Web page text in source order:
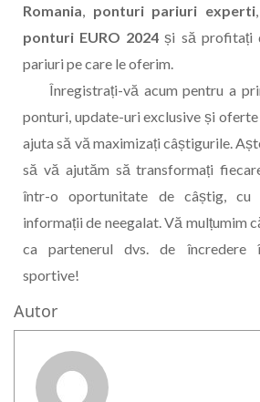
Romania, ponturi pariuri experti,
ponturi EURO 2024 și să profitați
pariuri pe care le oferim.
Înregistrați-vă acum pentru a
ponturi, update-uri exclusive și
ajuta să vă maximizați câștigurile.
să vă ajutăm să transformați
într-o oportunitate de câștig,
informații de neegalat. Vă mulțumim
ca partenerul dvs. de încredere
sportive!
Autor